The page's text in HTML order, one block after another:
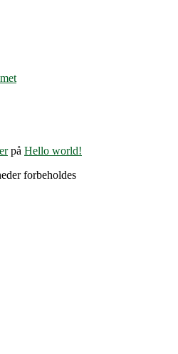
på Hello world!
forbeholdes